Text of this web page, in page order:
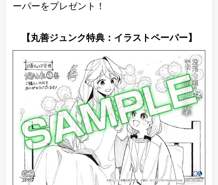
ーパーをプレゼント！
【丸善ジュンク特典：イラストペーパー】